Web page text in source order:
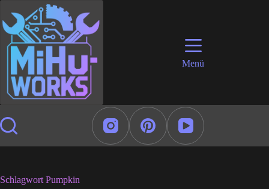
Inhalt
springen
Menü
Schlagwort Pumpkin